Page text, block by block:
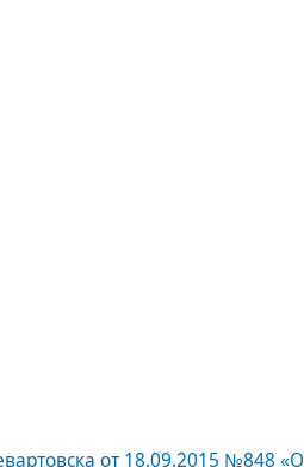
от 18.09.2015 №848 «О